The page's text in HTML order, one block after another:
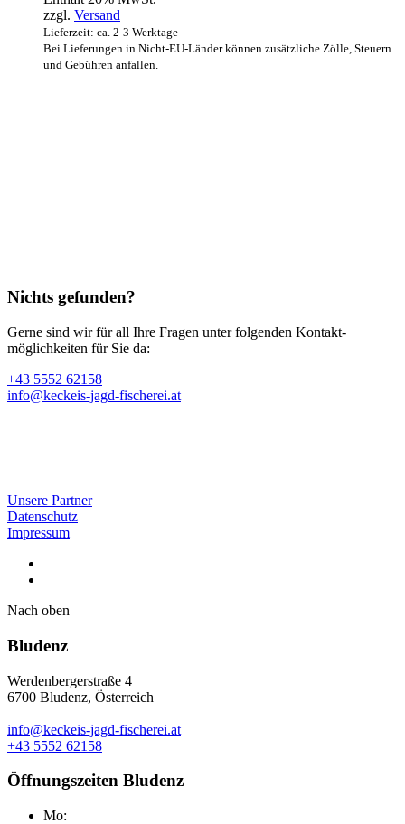
zzgl. Versand
Lieferzeit: ca. 2-3 Werktage
Bei Lieferungen in Nicht-EU-Länder können zusätzliche Zölle, Steuern
und Gebühren anfallen.
Nichts gefunden?
Gerne sind wir für all Ihre Fragen unter folgenden Kontakt­
möglichkeiten für Sie da:
+43 5552 62158
info@keckeis-jagd-fischerei.at
Unsere Partner
Datenschutz
Impressum
Nach oben
Bludenz
Werdenbergerstraße 4
6700 Bludenz, Österreich
info@keckeis-jagd-fischerei.at
+43 5552 62158
Öffnungszeiten Bludenz
Mo: